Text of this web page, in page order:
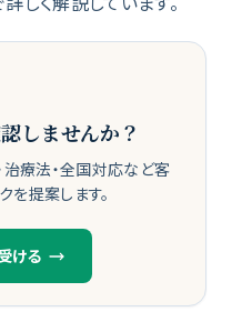
しませんか？
療法・全国対応など客
を提案します。
ける